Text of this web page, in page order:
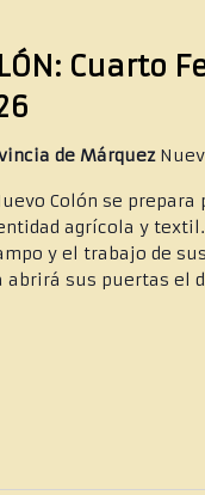
de Márquez
Colón se
agrícola y
y el trabajo de
abrirá sus puertas el